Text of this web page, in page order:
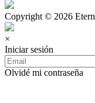
Copyright © 2026
×
Iniciar sesión
Olvidé mi contraseña